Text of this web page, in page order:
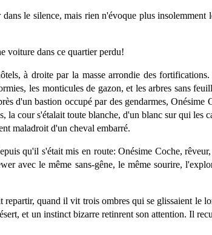
le silence, mais rien n'évoque plus insolemment
dans ce quartier perdu!
à droite par la masse arrondie des
les monticules de gazon, et les arbres sans
d'un bastion occupé par des gendarmes, Onésime
cour s'étalait toute blanche, d'un blanc sur qui les
maladroit d'un cheval embarré.
qu'il s'était mis en route: Onésime Coche,
avec le même sans-gêne, le même sourire,
quand il vit trois ombres qui se glissaient le
et un instinct bizarre retinrent son attention. Il